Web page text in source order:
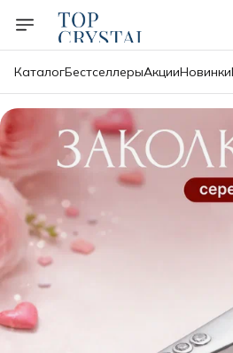
КаталогБестселлерыАкцииНовинки